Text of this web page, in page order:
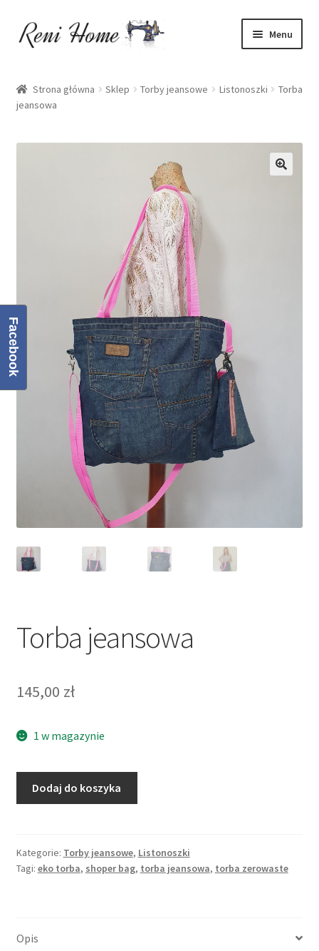
Przejdź
do
Przejdź
do
Menu
Kontakt
Koszyk
Polityka prywatności
Regulamin
Sklep
Zamówienie
Strona główna Sklep Torby jeansowe Listonoszki
Torba
jeansowa
Torba jeansowa
145,00 zł
1 w magazynie
Dodaj do koszyka
Kategorie: Torby jeansowe, Listonoszki
Tagi: eko torba, shoper bag, torba jeansowa, torba zerowaste
Opis
Facebook